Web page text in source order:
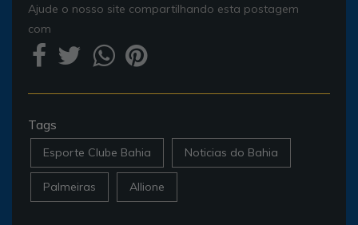
Ajude o nosso site compartilhando esta postagem
com
Tags
Esporte Clube Bahia Noticias do Bahia
Palmeiras Allione